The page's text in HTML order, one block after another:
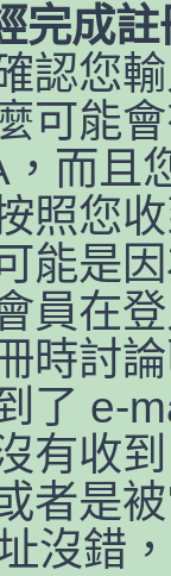
完成
認您
可能
，而且
照您
能是
員在
時討
了 e-
有收
者是
沒錯